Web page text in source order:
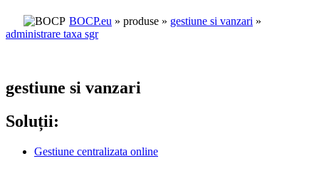
BOCP.eu » produse » gestiune si vanzari »
administrare taxa sgr
gestiune si vanzari
Soluții:
Gestiune centralizata online